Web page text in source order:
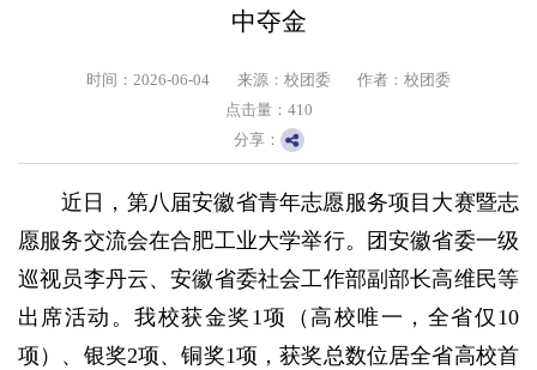
中夺金
时间：2026-06-04 来源：校团委
作者：校团委
点击量： 410
分享：
近日，第八届安徽省青年志愿服务项目大赛暨志
愿服务交流会在合肥工业大学举行。团安徽省委一级
巡视员李丹云、安徽省委社会工作部副部长高维民等
出席活动。我校获金奖1项（高校唯一，全省仅10
项）、银奖2项、铜奖1项，获奖总数位居全省高校首